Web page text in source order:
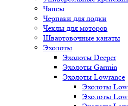
Чапсы
Черпаки для лодки
Чехлы для моторов
Швартовочные канаты
Эхолоты
Эхолоты Deeper
Эхолоты Garmin
Эхолоты Lowrance
Эхолоты
Эхолоты